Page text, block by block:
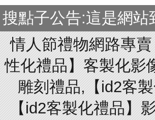
搜點子公告:這是網
情人節禮物網路專
性化禮品】客製化影
雕刻禮品,【id2客
【id2客製化禮品】